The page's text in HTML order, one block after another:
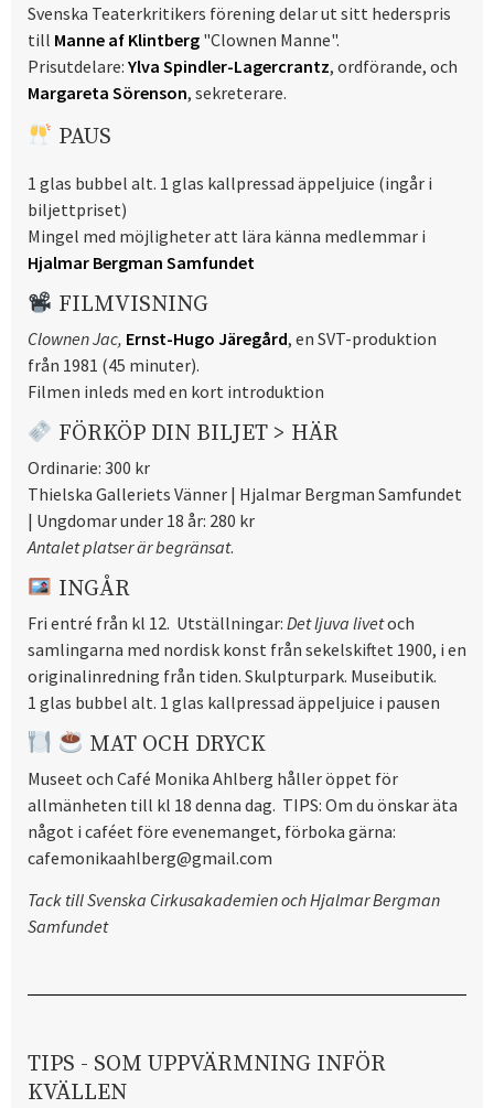
Svenska Teaterkritikers förening delar ut sitt hederspris
till Manne af Klintberg "Clownen Manne".
Prisutdelare: Ylva Spindler-Lagercrantz, ordförande, och
Margareta Sörenson, sekreterare.
PAUS
1 glas bubbel alt. 1 glas kallpressad äppeljuice (ingår i
biljettpriset)
Mingel med möjligheter att lära känna medlemmar i
Hjalmar Bergman Samfundet
FILMVISNING
Clownen Jac, Ernst-Hugo Järegård, en SVT-produktion
från 1981 (45 minuter).
Filmen inleds med en kort introduktion
FÖRKÖP DIN BILJET > HÄR
Ordinarie: 300 kr
Thielska Galleriets Vänner | Hjalmar Bergman Samfundet
| Ungdomar under 18 år: 280 kr
Antalet platser är begränsat.
INGÅR
Fri entré från kl 12. Utställningar: Det ljuva livetoch
samlingarna med nordisk konst från sekelskiftet 1900, i en
originalinredning från tiden. Skulpturpark. Museibutik.
1 glas bubbel alt. 1 glas kallpressad äppeljuice i pausen
MAT OCH DRYCK
Museet och Café Monika Ahlberg håller öppet för
allmänheten till kl 18 denna dag. TIPS: Om du önskar äta
något i caféet före evenemanget, förboka gärna:
cafemonikaahlberg@gmail.com
Tack till Svenska Cirkusakademien och Hjalmar Bergman
Samfundet
TIPS - SOM UPPVÄRMNING INFÖR
KVÄLLEN